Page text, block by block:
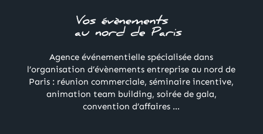
Agence événementielle spécialisée dans
l’organisation d’évènements entreprise au nord de
Paris : réunion commerciale, séminaire incentive,
animation team building, soirée de gala,
convention d’affaires …